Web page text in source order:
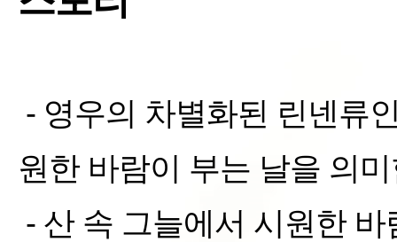
- 영우의 차별화된 린넨류
원한 바람이 부는 날을 의
- 산 속 그늘에서 시원한